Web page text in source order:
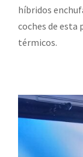
híbridos
coches de esta
térmicos.